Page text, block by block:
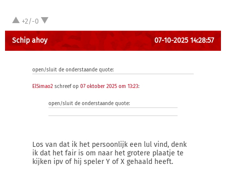
+2/-0
Schip ahoy 07-10-2025 14:28:57
open/sluit de onderstaande quote:
ElSimao2 schreef op 07 oktober 2025 om 13:23:
open/sluit de onderstaande quote:
Los van dat ik het persoonlijk een lul vind, denk
ik dat het fair is om naar het grotere plaatje te
kijken ipv of hij speler Y of X gehaald heeft.